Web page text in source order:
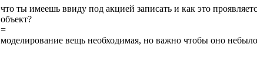
что ты имеешь ввиду под акцией записать и как это
объект?
=
моделирование вещь необходимая, но важно чтобы оно